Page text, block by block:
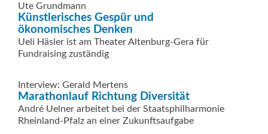
Ute Grundmann
Künstlerisches Gespür und
ökonomisches Denken
Ueli Häsler ist am Theater Altenburg-Gera für
Fundraising zuständig
Interview: Gerald Mertens
Marathonlauf Richtung Diversität
André Uelner arbeitet bei der Staatsphilharmonie
Rheinland-Pfalz an einer Zukunftsaufgabe